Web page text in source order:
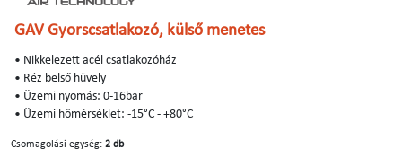
GAV Gyorscsatlakozó, külső menetes
• Nikkelezett acél csatlakozóház
• Réz belső hüvely
• Üzemi nyomás: 0-16bar
• Üzemi hőmérséklet: -15°C - +80°C
Csomagolási egység: 2 db